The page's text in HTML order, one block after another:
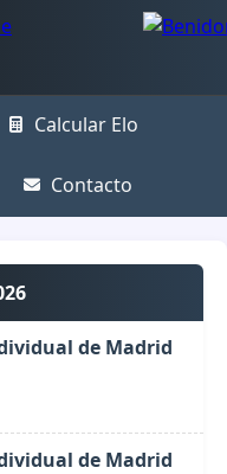
Calcular Elo
Contacto
de Madrid
de Madrid